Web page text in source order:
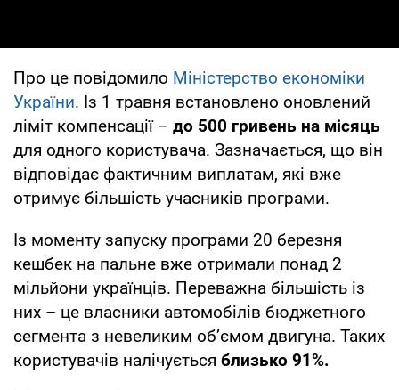
Про це повідомило Міністерство економіки
України. Із 1 травня встановлено оновлений
ліміт компенсації – до 500 гривень на місяць
для одного користувача. Зазначається, що він
відповідає фактичним виплатам, які вже
отримує більшість учасників програми.
Із моменту запуску програми 20 березня
кешбек на пальне вже отримали понад 2
мільйони українців. Переважна більшість із
них – це власники автомобілів бюджетного
сегмента з невеликим об’ємом двигуна. Таких
користувачів налічується близько 91%.